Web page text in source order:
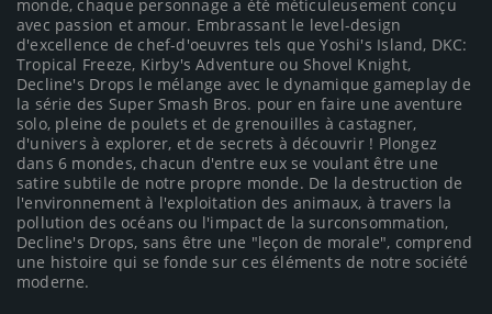
monde, chaque personnage a été méticuleusement conçu
avec passion et amour. Embrassant le level-design
d'excellence de chef-d'oeuvres tels que Yoshi's Island, DKC:
Tropical Freeze, Kirby's Adventure ou Shovel Knight,
Decline's Drops le mélange avec le dynamique gameplay de
la série des Super Smash Bros. pour en faire une aventure
solo, pleine de poulets et de grenouilles à castagner,
d'univers à explorer, et de secrets à découvrir ! Plongez
dans 6 mondes, chacun d'entre eux se voulant être une
satire subtile de notre propre monde. De la destruction de
l'environnement à l'exploitation des animaux, à travers la
pollution des océans ou l'impact de la surconsommation,
Decline's Drops, sans être une "leçon de morale", comprend
une histoire qui se fonde sur ces éléments de notre société
moderne.